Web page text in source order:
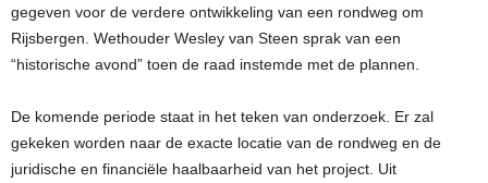
gegeven voor de verdere ontwikkeling van een rondweg om
Rijsbergen. Wethouder Wesley van Steen sprak van een
“historische avond” toen de raad instemde met de plannen.
De komende periode staat in het teken van onderzoek. Er zal
gekeken worden naar de exacte locatie van de rondweg en de
juridische en financiële haalbaarheid van het project. Uit